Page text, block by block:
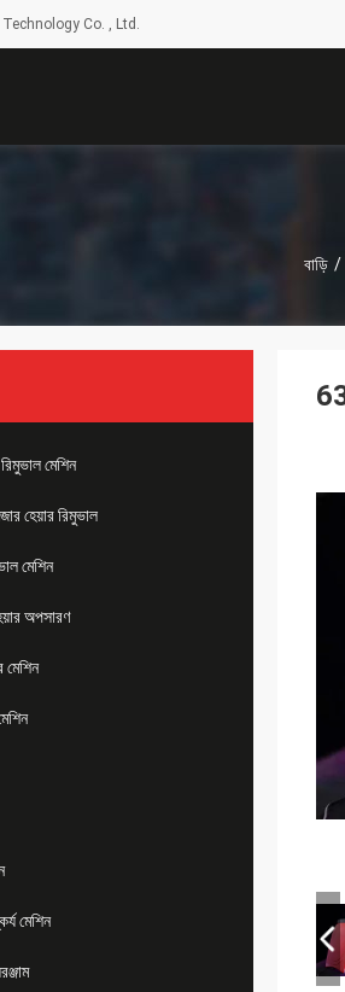
Co. , Ltd.
বাড়ি /
মেশিন
হেয়ার রিমুভাল
মেশিন
অপসারণ
মেশিন